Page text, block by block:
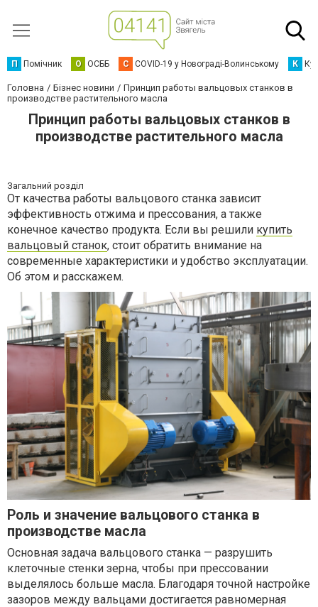
П Помічник О ОСББ C COVID-19 у Новограді-Волинському К
Головна Бізнес новини
Принцип работы вальцовых станков в
производстве растительного масла
Принцип работы вальцовых станков в
производстве растительного масла
Загальний розділ
От качества работы вальцового станка зависит
эффективность отжима и прессования, а также
конечное качество продукта. Если вы решили купить
вальцовый станок, стоит обратить внимание на
современные характеристики и удобство эксплуатации.
Об этом и расскажем.
Роль и значение вальцового станка в
производстве масла
Основная задача вальцового станка — разрушить
клеточные стенки зерна, чтобы при прессовании
выделялось больше масла. Благодаря точной настройке
зазоров между вальцами достигается равномерная